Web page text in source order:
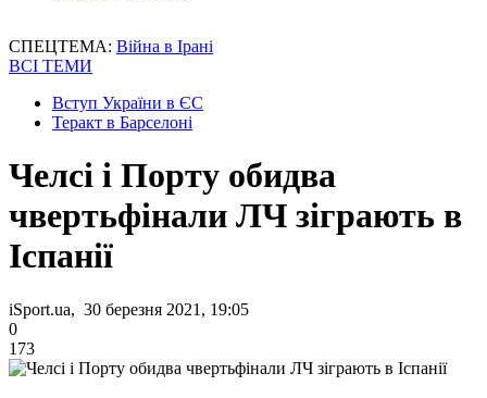
СПЕЦТЕМА: Війна в Ірані
ВСІ ТЕМИ
Вступ України в ЄС
Теракт в Барселоні
Челсі і Порту обидва
чвертьфінали ЛЧ зіграють в
Іспанії
iSport.ua, 30 березня 2021, 19:05
0
173